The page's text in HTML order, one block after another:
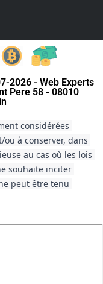
2026 - Web Experts
Pere 58 - 08010
considérées
à conserver, dans
au cas où les lois
souhaite inciter
peut être tenu